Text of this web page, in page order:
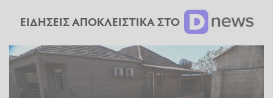
ΕΙΔΗΣΕΙΣ ΑΠΟΚΛΕΙΣΤΙΚΑ ΣΤΟ